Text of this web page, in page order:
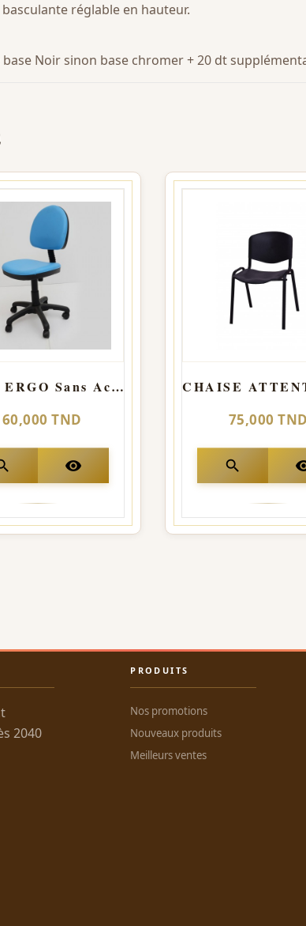
réglable en hauteur.
Noir sinon base chromer + 20 dt
Chaise ERGO Sans Accoudoir
TND
visibility
75,000 TND
search
2040
PRODUITS
Nos promotions
Nouveaux produits
Meilleurs ventes